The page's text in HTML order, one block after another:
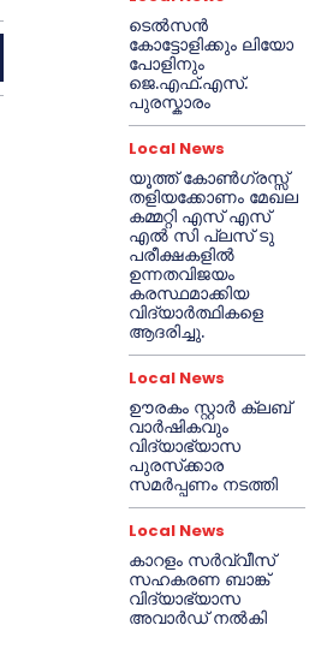
ടെൽസൻ
കോട്ടോളിക്കും ലിയോ
പോളിനും
ജെ.എഫ്.എസ്.
പുരസ്കാരം
Local News
യൂത്ത് കോൺഗ്രസ്സ്
തളിയക്കോണം മേഖല
കമ്മറ്റി എസ് എസ്
എൽ സി പ്ലസ് ടു
പരീക്ഷകളിൽ
ഉന്നതവിജയം
കരസ്ഥമാക്കിയ
വിദ്യാർത്ഥികളെ
ആദരിച്ചു.
Local News
ഊരകം സ്റ്റാർ ക്ലബ്
വാർഷികവും
വിദ്യാഭ്യാസ
പുരസ്‌ക്കാര
സമർപ്പണം നടത്തി
Local News
കാറളം സർവ്വീസ്
സഹകരണ ബാങ്ക്
വിദ്യാഭ്യാസ
അവാർഡ് നൽകി